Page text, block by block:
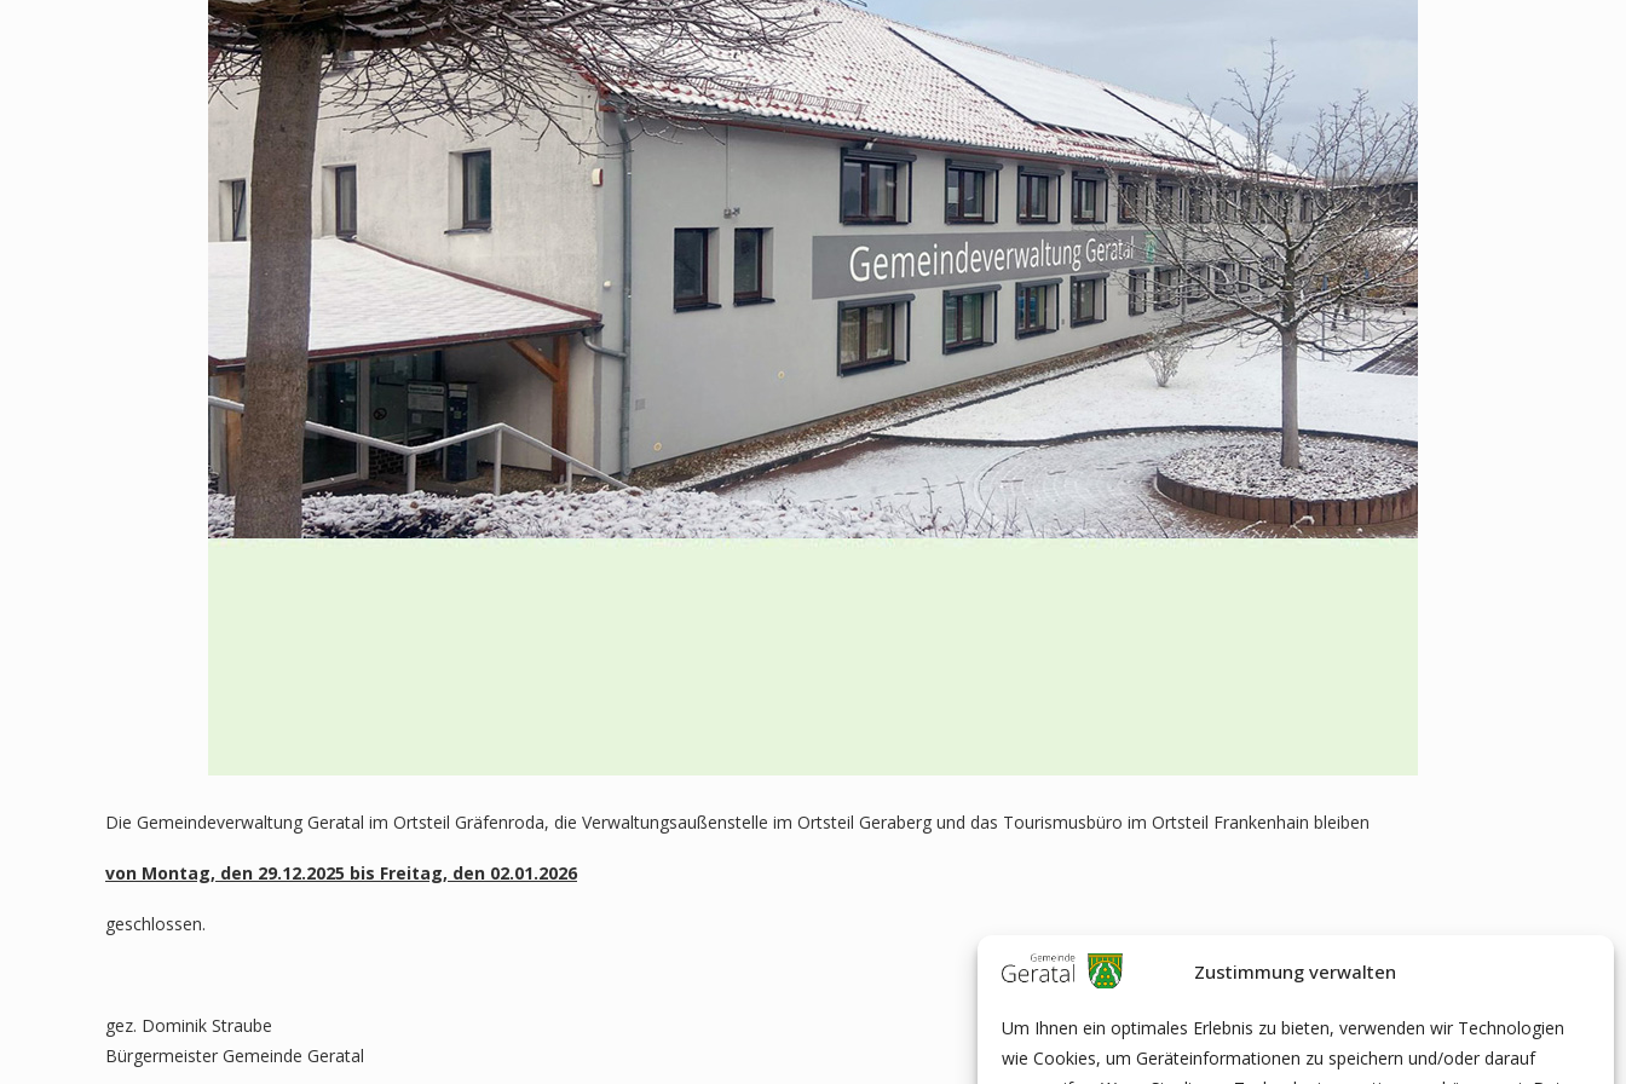
Zustimmung verwalten
Um Ihnen ein optimales Erlebnis zu bieten, verwenden wir Technologien
wie Cookies, um Geräteinformationen zu speichern und/oder darauf
Die Gemeindeverwaltung Geratal im Ortsteil Gräfenroda, die Verwaltungsaußenstelle im Ortsteil Geraberg und das Tourismusbüro im Ortsteil Frankenhain bleiben
von Montag, den 29.12.2025 bis Freitag, den 02.01.2026
geschlossen.
gez. Dominik Straube
Bürgermeister Gemeinde Geratal